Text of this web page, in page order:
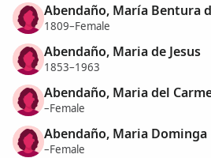
Abendaño, María Bentura
1809–Female
Abendaño, Maria de Jesus
1853–1963
Abendaño, Maria del
–Female
Abendaño, Maria Dominga
–Female